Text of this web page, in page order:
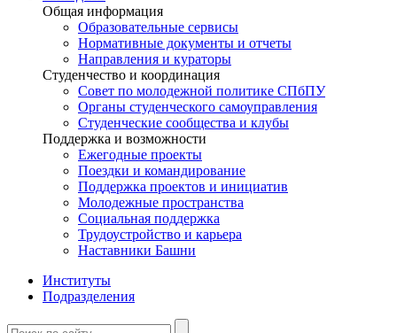
Общая информация
Образовательные сервисы
Нормативные документы и отчеты
Направления и кураторы
Студенчество и координация
Совет по молодежной политике СПбПУ
Органы студенческого самоуправления
Студенческие сообщества и клубы
Поддержка и возможности
Ежегодные проекты
Поездки и командирование
Поддержка проектов и инициатив
Молодежные пространства
Социальная поддержка
Трудоустройство и карьера
Наставники Башни
Институты
Подразделения